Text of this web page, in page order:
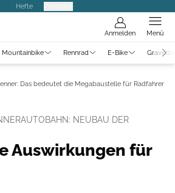
Hefte
Anmelden Menü
Mountainbike Rennrad E-Bike
Das bedeutet die Megabaustelle für Radfahrer
NEUBAU DER
Auswirkungen für